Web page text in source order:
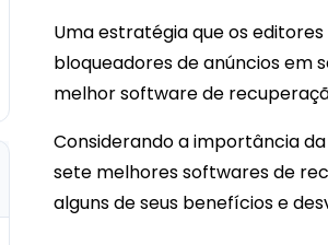
Uma estratégia que os
bloqueadores de anúncios em
melhor software de
Considerando a importância
sete melhores softwares de
alguns de seus benefícios e